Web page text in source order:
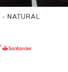
NATURAL